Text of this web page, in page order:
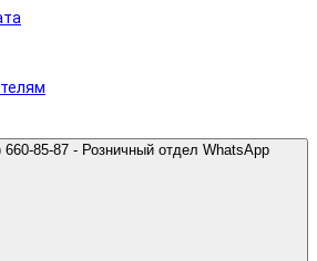
660-85-87 - Розничный отдел WhatsApp